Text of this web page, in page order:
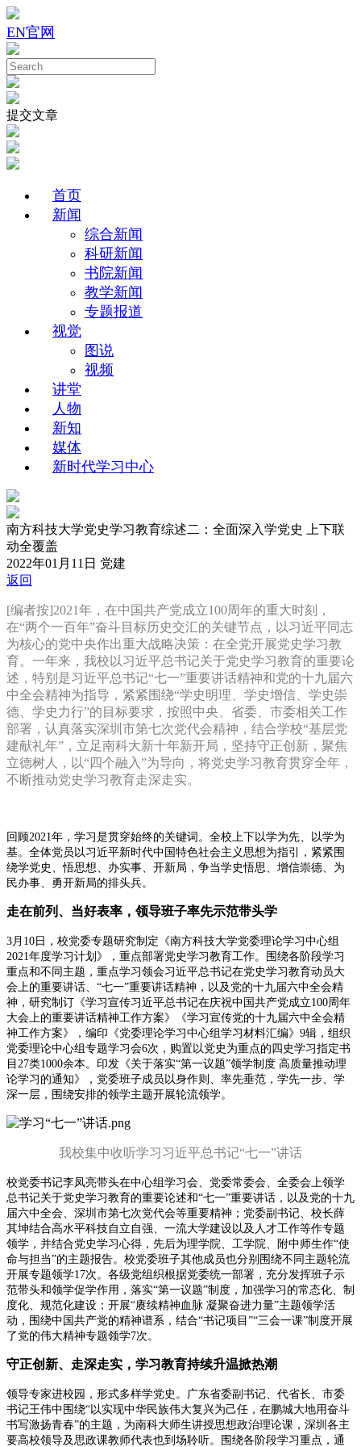
EN官网
提交文章
首页
新闻
综合新闻
科研新闻
书院新闻
教学新闻
专题报道
视觉
图说
视频
讲堂
人物
新知
媒体
新时代学习中心
南方科技大学党史学习教育综述二：全面深入学党史 上下联
动全覆盖
2022年01月11日 党建
返回
[编者按]2021年，在中国共产党成立100周年的重大时刻，
在“两个一百年”奋斗目标历史交汇的关键节点，以习近平同志
为核心的党中央作出重大战略决策：在全党开展党史学习教
育。一年来，我校以习近平总书记关于党史学习教育的重要论
述，特别是习近平总书记“七一”重要讲话精神和党的十九届六
中全会精神为指导，紧紧围绕“学史明理、学史增信、学史崇
德、学史力行”的目标要求，按照中央、省委、市委相关工作
部署，认真落实深圳市第七次党代会精神，结合学校“基层党
建献礼年”，立足南科大新十年新开局，坚持守正创新，聚焦
立德树人，以“四个融入”为导向，将党史学习教育贯穿全年，
不断推动党史学习教育走深走实。
回顾2021年，学习是贯穿始终的关键词。全校上下以学为先、以学为
基。全体党员以习近平新时代中国特色社会主义思想为指引，紧紧围
绕学党史、悟思想、办实事、开新局，争当学史悟思、增信崇德、为
民办事、勇开新局的排头兵。
走在前列、当好表率，领导班子率先示范带头学
3月10日，校党委专题研究制定《南方科技大学党委理论学习中心组
2021年度学习计划》，重点部署党史学习教育工作。围绕各阶段学习
重点和不同主题，重点学习领会习近平总书记在党史学习教育动员大
会上的重要讲话、“七一”重要讲话精神，以及党的十九届六中全会精
神，研究制订《学习宣传习近平总书记在庆祝中国共产党成立100周年
大会上的重要讲话精神工作方案》《学习宣传党的十九届六中全会精
神工作方案》，编印《党委理论学习中心组学习材料汇编》9辑，组织
党委理论中心组专题学习会6次，购置以党史为重点的四史学习指定书
目27类1000余本。印发《关于落实“第一议题”领学制度 高质量推动理
论学习的通知》，党委班子成员以身作则、率先垂范，学先一步、学
深一层，围绕安排的领学主题开展轮流领学。
我校集中收听学习习近平总书记“七一”讲话
校党委书记李凤亮带头在中心组学习会、党委常委会、全委会上领学
总书记关于党史学习教育的重要论述和“七一”重要讲话，以及党的十九
届六中全会、深圳市第七次党代会等重要精神；党委副书记、校长薛
其坤结合高水平科技自立自强、一流大学建设以及人才工作等作专题
领学，并结合党史学习心得，先后为理学院、工学院、附中师生作“使
命与担当”的主题报告。校党委班子其他成员也分别围绕不同主题轮流
开展专题领学17次。各级党组织根据党委统一部署，充分发挥班子示
范带头和领学促学作用，落实“第一议题”制度，加强学习的常态化、制
度化、规范化建设；开展“赓续精神血脉 凝聚奋进力量”主题领学活
动，围绕中国共产党的精神谱系，结合“书记项目”“三会一课”制度开展
了党的伟大精神专题领学7次。
守正创新、走深走实，学习教育持续升温掀热潮
领导专家进校园，形式多样学党史。广东省委副书记、代省长、市委
书记王伟中围绕“以实现中华民族伟大复兴为己任，在鹏城大地用奋斗
书写激扬青春”的主题，为南科大师生讲授思想政治理论课，深圳各主
要高校领导及思政课教师代表也到场聆听。围绕各阶段学习重点，通